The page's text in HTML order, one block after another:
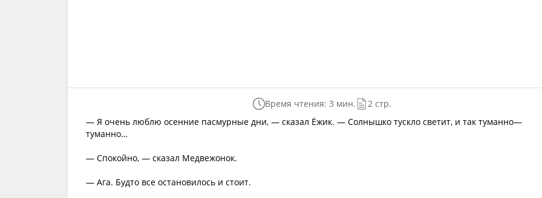
Время чтения: 3 мин.
2 стр.
— Я очень люблю осенние пасмурные дни, — сказал Ёжик. — Солнышко тускло светит, и так туманно—
туманно…
— Спокойно, — сказал Медвежонок.
— Ага. Будто все остановилось и стоит.